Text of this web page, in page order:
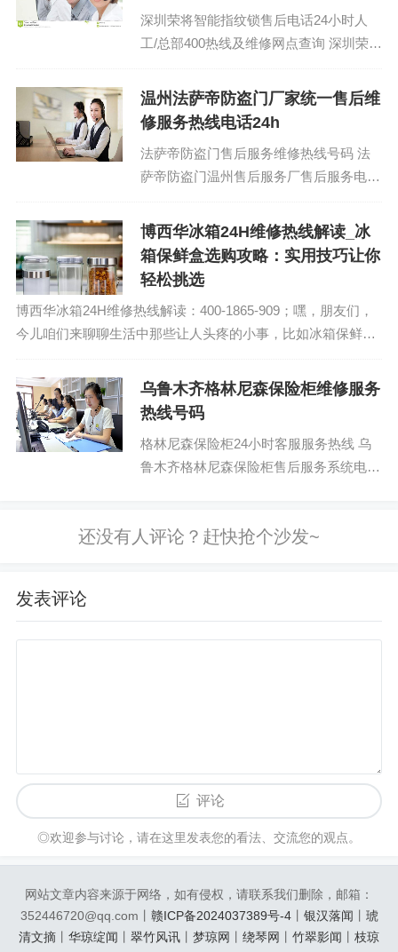
深圳荣将智能指纹锁售后电话24小时人
工/总部400热线及维修网点查询 深圳荣将
(1)400-1865-909...
温州法萨帝防盗门厂家统一售后维
修服务热线电话24h
法萨帝防盗门售后服务维修热线号码 法
萨帝防盗门温州售后服务厂售后服务电话
（2）400-1865-909（...
博西华冰箱24H维修热线解读_冰
箱保鲜盒选购攻略：实用技巧让你
轻松挑选
博西华冰箱24H维修热线解读：400-1865-909；嘿，朋友们，
今儿咱们来聊聊生活中那些让人头疼的小事，比如冰箱保鲜盒
能像在咖啡馆里那样轻松惬...
乌鲁木齐格林尼森保险柜维修服务
热线号码
格林尼森保险柜24小时客服服务热线 乌
鲁木齐格林尼森保险柜售后服务系统电话
发表评论
评论
◎欢迎参与讨论，请在这里发表您的看法、交流您的观点。
网站文章内容来源于网络，如有侵权，请联系我们删除，邮箱：
352446720@qq.com丨 赣ICP备2024037389号-4丨 银汉落闻
琥
清文摘
华琼绽闻 翠竹风讯 梦琼网 绕琴网 竹翠影闻
枝琼